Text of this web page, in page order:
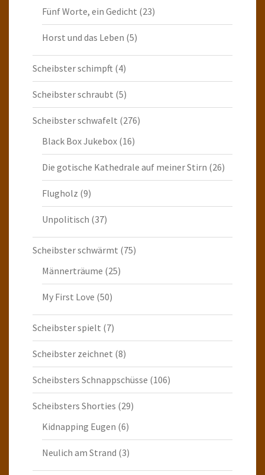
Fünf Worte, ein Gedicht (23)
Horst und das Leben (5)
Scheibster schimpft (4)
Scheibster schraubt (5)
Scheibster schwafelt (276)
Black Box Jukebox (16)
Die gotische Kathedrale auf meiner Stirn (26)
Flugholz (9)
Unpolitisch (37)
Scheibster schwärmt (75)
Männerträume (25)
My First Love (50)
Scheibster spielt (7)
Scheibster zeichnet (8)
Scheibsters Schnappschüsse (106)
Scheibsters Shorties (29)
Kidnapping Eugen (6)
Neulich am Strand (3)